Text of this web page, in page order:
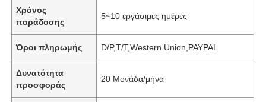
Χρόνος
παράδοσης
5~10 εργάσιμες ημέρες
Όροι πληρωμής D/P,T/T,Western Union,PAYPAL
Δυνατότητα
προσφοράς
20 Μονάδα/μήνα